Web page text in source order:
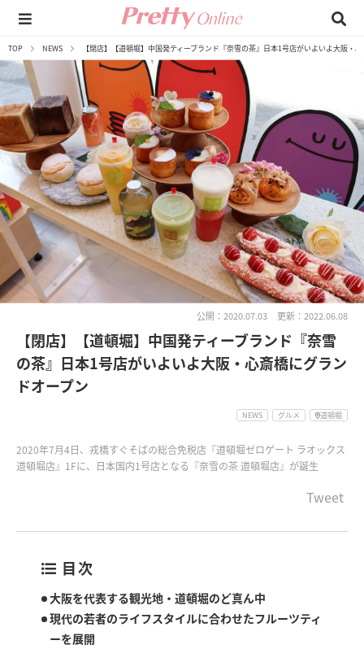
TOP NEWS 【閉店】【道頓堀】中国発ティーブランド『奈雪の茶』日本1号店がいよいよ大阪・
公開：2020.07.03 更新：2022.06.08
【閉店】【道頓堀】中国発ティーブランド『奈雪
の茶』日本1号店がいよいよ大阪・心斎橋にグラン
ドオープン
NEWS グルメ 道頓堀
2020年7月4日、戎橋すぐそばの総合免税店『道頓堀ゼロゲート ラオックス
道頓堀店』1Fに、日本国内1号店となる『奈雪の茶 道頓堀店』が誕生
Tweet
目次
大阪を代表する観光地・道頓堀のど真ん中
現代の若者のライフスタイルに合わせたフルーツティ
ーを展開